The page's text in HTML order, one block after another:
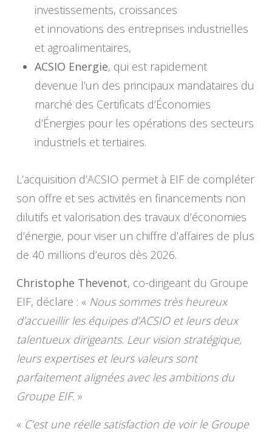
investissements, croissances
et innovations des entreprises industrielles
et agroalimentaires,
ACSIO Energie, qui est rapidement
devenue l’un des principaux mandataires du
marché des Certificats d’Économies
d’Énergies pour les opérations des secteurs
industriels et tertiaires.
L’acquisition d’ACSIO permet à EIF de compléter
son offre et ses activités en financements non
dilutifs et valorisation des travaux d’économies
d’énergie, pour viser un chiffre d’affaires de plus
de 40 millions d’euros dès 2026.
Christophe Thevenot, co-dirigeant du Groupe
EIF, déclare : « Nous sommes très heureux
d’accueillir les équipes d’ACSIO et leurs deux
talentueux dirigeants. Leur vision stratégique,
leurs expertises et leurs valeurs sont
parfaitement alignées avec les ambitions du
Groupe EIF. »
« C’est une réelle satisfaction de voir le Groupe